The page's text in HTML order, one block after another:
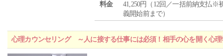
料金
41,250円（12回／一括前納支払※
義開始前まで）
心理カウンセリング ～人に接する仕事には必須！相手の心を開く心理